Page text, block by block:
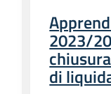
2023/
di